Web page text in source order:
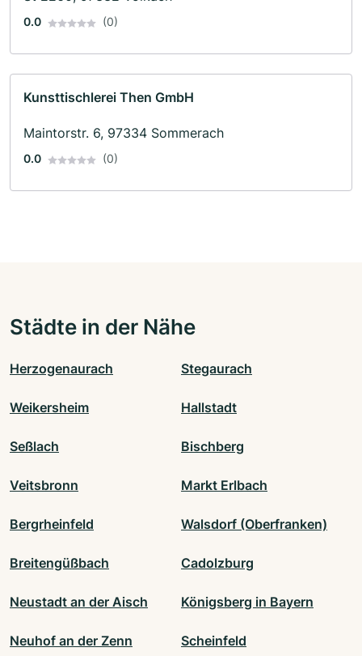
0.0 (0)
Kunsttischlerei Then GmbH
Maintorstr. 6, 97334 Sommerach
0.0 (0)
Städte in der Nähe
Herzogenaurach Stegaurach
Weikersheim Hallstadt
Seßlach Bischberg
Veitsbronn Markt Erlbach
Bergrheinfeld Walsdorf (Oberfranken)
Breitengüßbach Cadolzburg
Neustadt an der Aisch Königsberg in Bayern
Neuhof an der Zenn Scheinfeld